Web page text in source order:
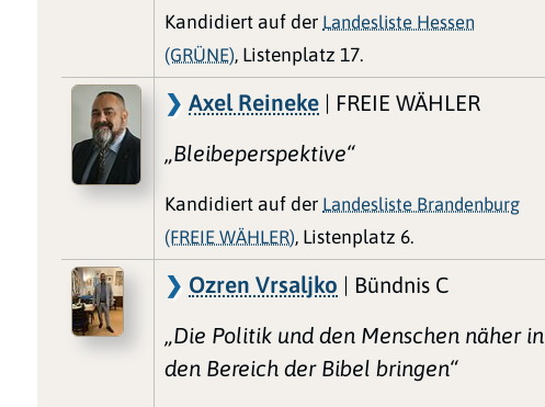
Kandidiert auf der Landesliste Hessen
(GRÜNE), Listenplatz 17.
Axel Reineke | FREIE WÄHLER
„Bleibeperspektive“
Kandidiert auf der Landesliste Brandenburg
(FREIE WÄHLER), Listenplatz 6.
Ozren Vrsaljko | Bündnis C
„Die Politik und den Menschen näher in
den Bereich der Bibel bringen“